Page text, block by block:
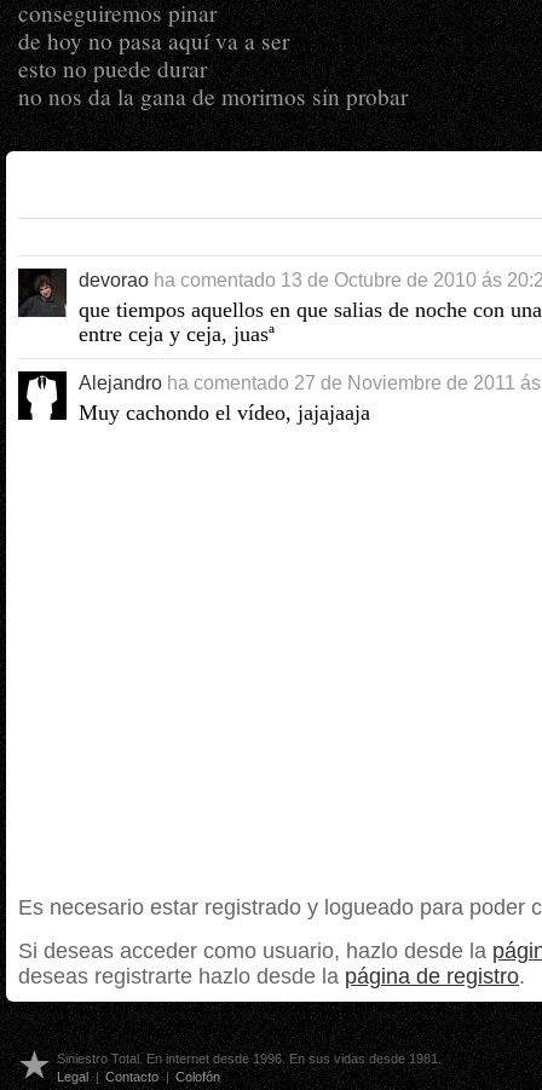
conseguiremos pinar
de hoy no pasa aquí va a ser
esto no puede durar
no nos da la gana de morirnos sin probar
devorao ha comentado 13 de Octubre de 2010 ás
que tiempos aquellos en que salias de noche con
entre ceja y ceja, juasª
Alejandro ha comentado 27 de Noviembre de 2011
Muy cachondo el vídeo, jajajaaja
Es necesario estar registrado y logueado para poder
Si deseas acceder como usuario, hazlo desde la
deseas registrarte hazlo desde la página de registro.
Siniestro Total. En internet desde 1996. En sus vidas desde 1981.
Legal | Contacto | Colofón